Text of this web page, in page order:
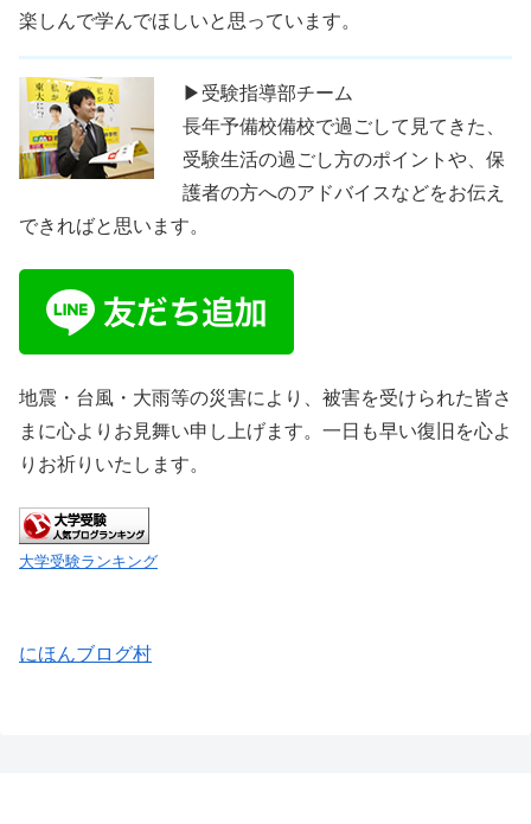
楽しんで学んでほしいと思っています。
▶受験指導部チーム
長年予備校備校で過ごして見てきた、
受験生活の過ごし方のポイントや、保
護者の方へのアドバイスなどをお伝え
できればと思います。
地震・台風・大雨等の災害により、被害を受けられた皆さ
まに心よりお見舞い申し上げます。一日も早い復旧を心よ
りお祈りいたします。
大学受験ランキング
にほんブログ村